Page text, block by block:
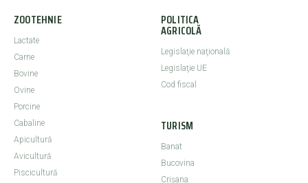
ZOOTEHNIE
Lactate
Carne
Bovine
Ovine
Porcine
Cabaline
Apicultură
Avicultură
Piscicultură
POLITICA
AGRICOLĂ
Legislaţie naţională
Legislaţie UE
Cod fiscal
TURISM
Banat
Bucovina
Crişana